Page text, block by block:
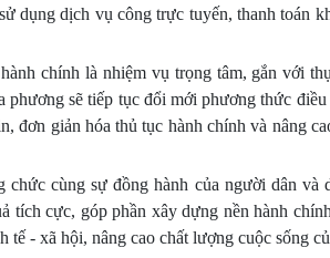
dụng dịch vụ công trực tuyến, thanh toán
chính là nhiệm vụ trọng tâm, gắn với
sẽ tiếp tục đổi mới phương thức
đơn giản hóa thủ tục hành chính và nâng
cùng sự đồng hành của người dân và
tích cực, góp phần xây dựng nền hành
- xã hội, nâng cao chất lượng cuộc sống